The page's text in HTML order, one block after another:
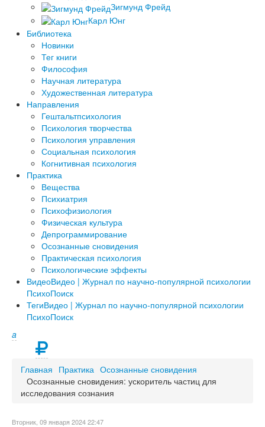
Зигмунд Фрейд
Карл Юнг
Библиотека
Новинки
Тег книги
Философия
Научная литература
Художественная литература
Направления
Гештальтпсихология
Психология творчества
Психология управления
Социальная психология
Когнитивная психология
Практика
Вещества
Психиатрия
Психофизиология
Физическая культура
Депрограммирование
Осознанные сновидения
Практическая психология
Психологические эффекты
ВидеоВидео | Журнал по научно-популярной психологии
ПсихоПоиск
ТегиВидео | Журнал по научно-популярной психологии
ПсихоПоиск
a
Главная Практика Осознанные сновидения
Осознанные сновидения: ускоритель частиц для
исследования сознания
Вторник, 09 января 2024 22:47